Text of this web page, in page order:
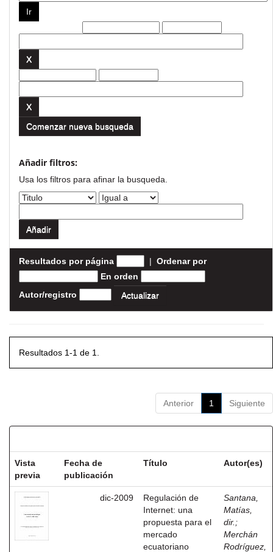
Comenzar nueva busqueda
Añadir filtros:
Usa los filtros para afinar la busqueda.
Resultados por página | Ordenar por
En orden
Autor/registro
Resultados 1-1 de 1.
Anterior 1 Siguiente
Vista
previa
Fecha de
publicación
Título Autor(es)
dic-2009
Regulación de
Internet: una
propuesta para el
mercado
ecuatoriano
Santana,
Matías,
dir. ;
Merchán
Rodríguez,